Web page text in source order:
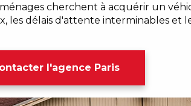
cherchent à acquérir un
délais d'attente interminables et
l'agence Paris